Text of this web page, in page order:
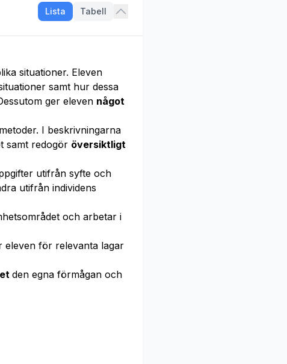
Lista Tabell
situationer. Eleven
samt hur dessa
ger eleven något
I beskrivningarna
samt redogör översiktligt
utifrån syfte och
utifrån individens
och arbetar i
eleven för relevanta lagar
den egna förmågan och